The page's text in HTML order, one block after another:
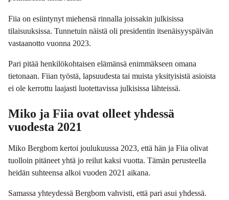
Fiia on esiintynyt miehensä rinnalla joissakin julkisissa
tilaisuuksissa. Tunnetuin näistä oli presidentin itsenäisyyspäivän
vastaanotto vuonna 2023.
Pari pitää henkilökohtaisen elämänsä enimmäkseen omana
tietonaan. Fiian työstä, lapsuudesta tai muista yksityisistä asioista
ei ole kerrottu laajasti luotettavissa julkisissa lähteissä.
Miko ja Fiia ovat olleet yhdessä
vuodesta 2021
Miko Bergbom kertoi joulukuussa 2023, että hän ja Fiia olivat
tuolloin pitäneet yhtä jo reilut kaksi vuotta. Tämän perusteella
heidän suhteensa alkoi vuoden 2021 aikana.
Samassa yhteydessä Bergbom vahvisti, että pari asui yhdessä.